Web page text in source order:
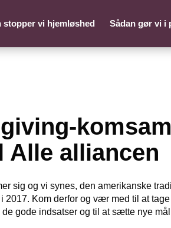
stopper vi hjemløshed Sådan gør vi i
Alle alliancen
sig og vi synes, den amerikanske
2017. Kom derfor og vær med til at
gode indsatser og til at sætte nye